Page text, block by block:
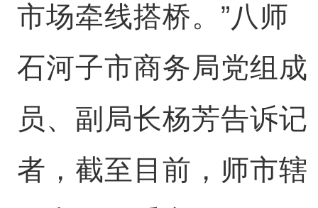
市场牵线搭桥。”八师
石河子市商务局党组成
员、副局长杨芳告诉记
者，截至目前，师市辖